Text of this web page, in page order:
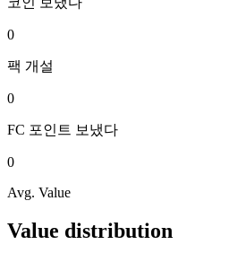
0
팩 개설
0
FC 포인트 보냈다
0
Avg. Value
Value distribution